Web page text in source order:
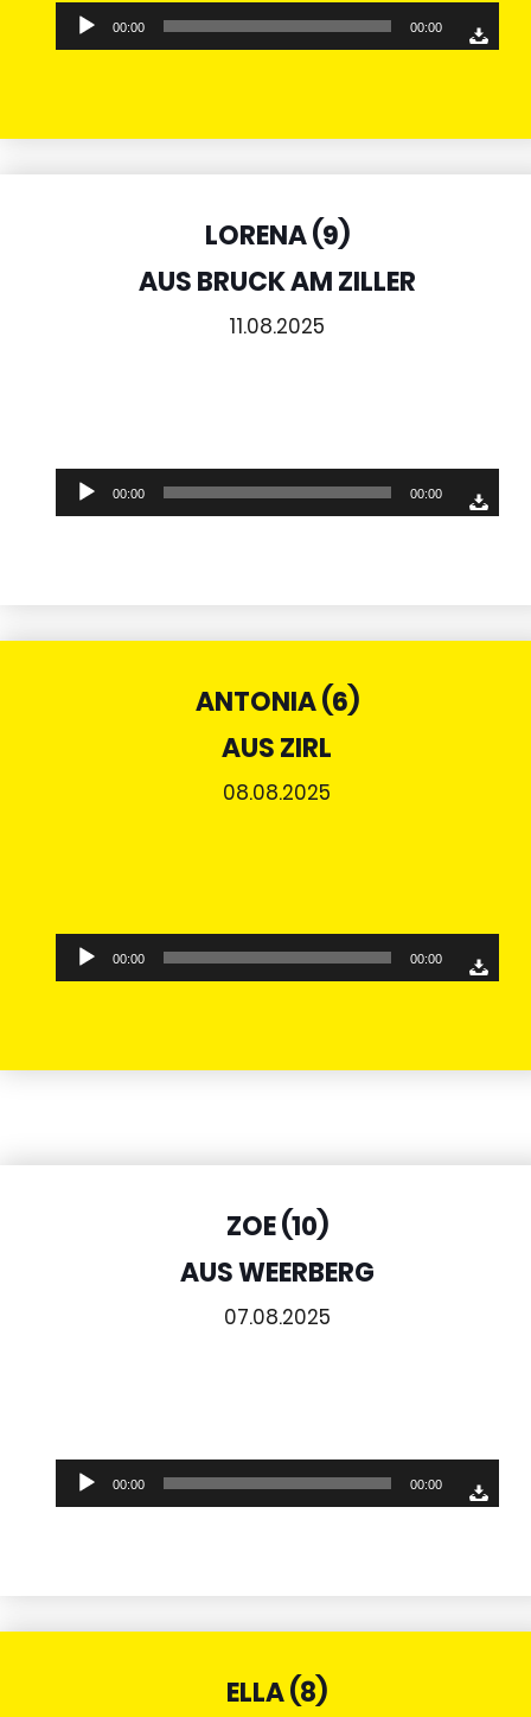
Audio-
Player
00:00 00:00
LORENA (9)
AUS BRUCK AM ZILLER
11.08.2025
Audio-
Player
00:00 00:00
ANTONIA (6)
AUS ZIRL
08.08.2025
Audio-
Player
00:00 00:00
ZOE (10)
AUS WEERBERG
07.08.2025
Audio-
Player
00:00 00:00
ELLA (8)